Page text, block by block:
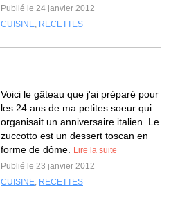
Publié le 24 janvier 2012
CUISINE, RECETTES
Voici le gâteau que j'ai préparé pour
les 24 ans de ma petites soeur qui
organisait un anniversaire italien. Le
zuccotto est un dessert toscan en
forme de dôme.
Lire la suite
Publié le 23 janvier 2012
CUISINE, RECETTES